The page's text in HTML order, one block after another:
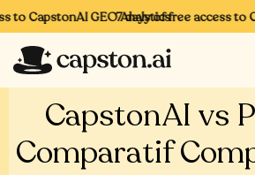
CapstonAI GEO Analytics7 days of free access to
CapstonAI vs
Comparatif